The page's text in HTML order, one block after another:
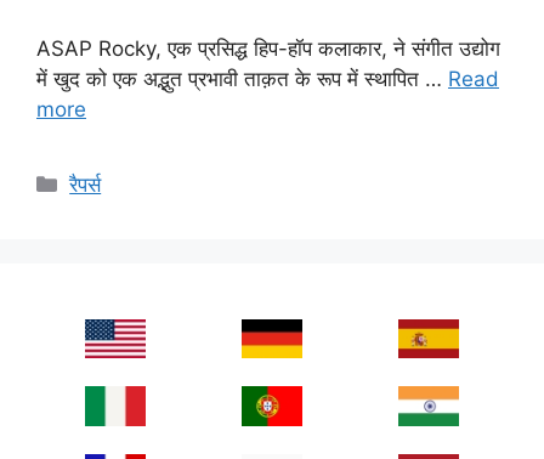
ASAP Rocky, एक प्रसिद्ध हिप-हॉप कलाकार, ने संगीत उद्योग
में खुद को एक अद्भुत प्रभावी ताक़त के रूप में स्थापित … Read
more
Categories
रैपर्स